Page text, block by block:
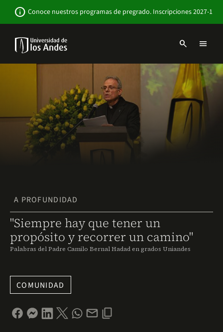
contenido
info Conoce nuestros programas de pregrado. Inscripciones 2027-1
Navbar
Sitio
Institucional
search menu
A PROFUNDIDAD
"Siempre hay que tener un
propósito y recorrer un camino"
Palabras del Padre Camilo Bernal Hadad en grados Uniandes
COMUNIDAD